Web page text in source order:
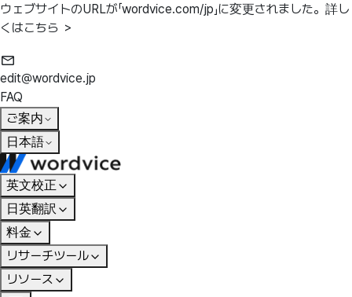
ウェブサイトのURLが「wordvice.com/jp」に変更されました。 詳し
くはこちら ＞
edit@wordvice.jp
FAQ
ご案内
日本語
英文校正
日英翻訳
料金
リサーチツール
リソース